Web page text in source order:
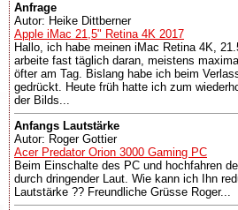
Anfrage
Autor: Heike Dittberner
Apple iMac 21,5" Retina 4K 2017
Hallo, ich habe meinen iMac Retina 4K,
arbeite fast täglich daran, meistens
öfter am Tag. Bislang habe ich beim
gedrückt. Heute früh hatte ich zum
der Bilds...
Anfangs Lautstärke
Autor: Roger Gottier
Acer Predator Orion 3000 Gaming PC
Beim Einschalte des PC und hochfahren
durch dringender Laut. Wie kann ich Ihn
Lautstärke ?? Freundliche Grüsse Roger...